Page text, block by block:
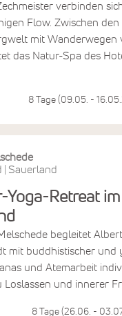
verbinden
Flow. Zwischen den
mit Wanderwegen
das Natur-Spa des
8 Tage (09.05. -
Sauerland
Yoga-Retreat im
begleitet Albert
mit buddhistischer und
und Atemarbeit
Loslassen und innerer
8 Tage (26.06. -